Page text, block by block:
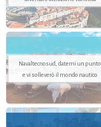
Navaltecnosud, datemi un punto
e vi solleverò il mondo nautico